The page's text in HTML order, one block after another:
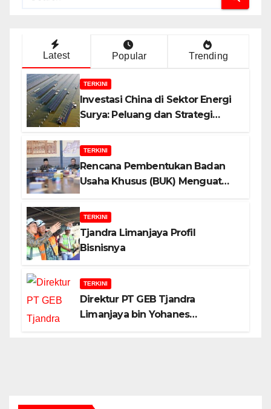
Latest Popular Trending
TERKINI
Investasi China di Sektor Energi
Surya: Peluang dan Strategi
TERKINI
Rencana Pembentukan Badan
Usaha Khusus (BUK) Menguat
Alasannya!
TERKINI
Tjandra Limanjaya Profil
Bisnisnya
TERKINI
Direktur PT GEB Tjandra
Limanjaya bin Yohanes